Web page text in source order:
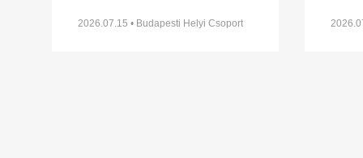
(CES – Constant Effort Sites)
2026.07.15 • Budapesti Helyi Csoport